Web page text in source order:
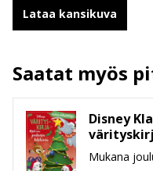
Ilmestymispäivä
ALV
Koko
Paino
Ikäryhmä
Lataa kansikuva
Saatat myös
Disney
Mukana